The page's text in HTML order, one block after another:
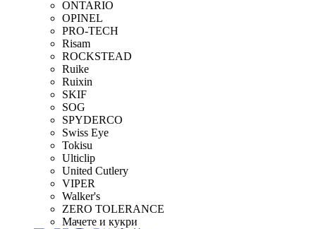
ONTARIO
OPINEL
PRO-TECH
Risam
ROCKSTEAD
Ruike
Ruixin
SKIF
SOG
SPYDERCO
Swiss Eye
Tokisu
Ulticlip
United Cutlery
VIPER
Walker's
ZERO TOLERANCE
Мачете и кукри